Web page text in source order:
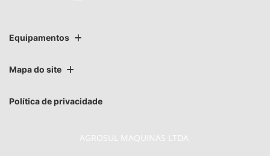
Equipamentos
Mapa do site
Política de privacidade
AGROSUL MAQUINAS LTDA